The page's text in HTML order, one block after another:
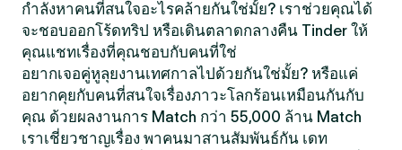
กำลังหาคนที่สนใจอะไรคล้ายกันใช่มั้ย? เราช่วยคุณได้
จะชอบออกโร้ดทริป หรือเดินตลาดกลางคืน Tinder ให้
คุณแชทเรื่องที่คุณชอบกับคนที่ใช่
อยากเจอคู่หูลุยงานเทศกาลไปด้วยกันใช่มั้ย? หรือแค่
อยากคุยกับคนที่สนใจเรื่องภาวะโลกร้อนเหมือนกันกับ
คุณ ด้วยผลงานการ Match กว่า 55,000 ล้าน Match
เราเชี่ยวชาญเรื่อง พาคนมาสานสัมพันธ์กัน เดท